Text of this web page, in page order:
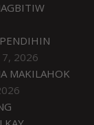
2026
MAKILAHOK